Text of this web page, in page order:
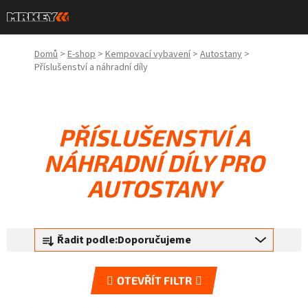
na
obsah
Domů > E-shop > Kempovací vybavení > Autostany >
Příslušenství a náhradní díly
PŘÍSLUŠENSTVÍ A
NÁHRADNÍ DÍLY PRO
AUTOSTANY
Ř
a
Řadit podle:Doporučujeme
OTEVŘÍT FILTR